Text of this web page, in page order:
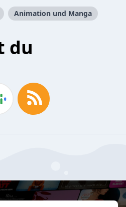
Animation und Manga
du